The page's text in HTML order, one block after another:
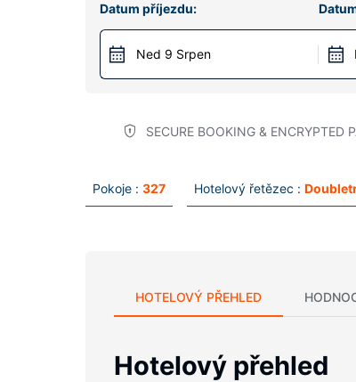
Datum příjezdu:
Ned 9 Srpen
SECURE BOOKING & ENCRYPTED
Pokoje : 327 Hotelový řetězec :
HOTELOVÝ PŘEHLED
Hotelový přehled